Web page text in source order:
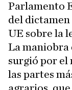
Parlamento
del
UE sobre la
La maniobra
surgió por el
las partes